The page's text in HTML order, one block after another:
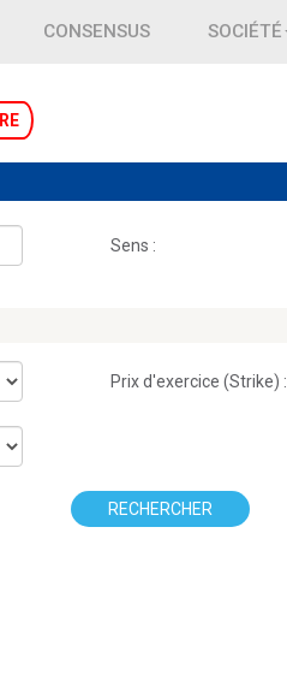
CONSENSUS SOCIÉTÉ
Sens :
Prix d'exercice (Strike) :
RECHERCHER